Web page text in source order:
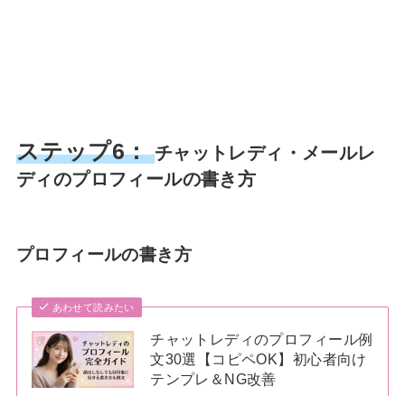
ステップ6： チャットレディ・メールレ
ディのプロフィールの書き方
プロフィールの書き方
あわせて読みたい
チャットレディのプロフィール例
文30選【コピペOK】初心者向け
テンプレ＆NG改善